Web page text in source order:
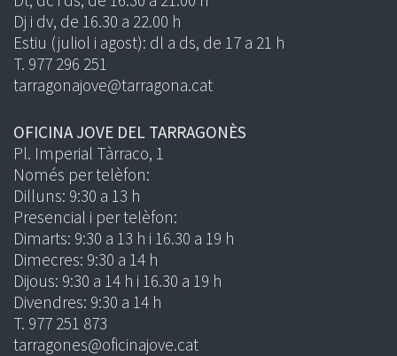
Dj i dv, de 16.30 a 22.00 h
Estiu (juliol i agost): dl a ds, de 17 a 21 h
T. 977 296 251
tarragonajove@tarragona.cat
OFICINA JOVE DEL TARRAGONÈS
Pl. Imperial Tàrraco, 1
Només per telèfon:
Dilluns: 9:30 a 13 h
Presencial i per telèfon:
Dimarts: 9:30 a 13 h i 16.30 a 19 h
Dimecres: 9:30 a 14 h
Dijous: 9:30 a 14 h i 16.30 a 19 h
Divendres: 9:30 a 14 h
T. 977 251 873
tarragones@oficinajove.cat